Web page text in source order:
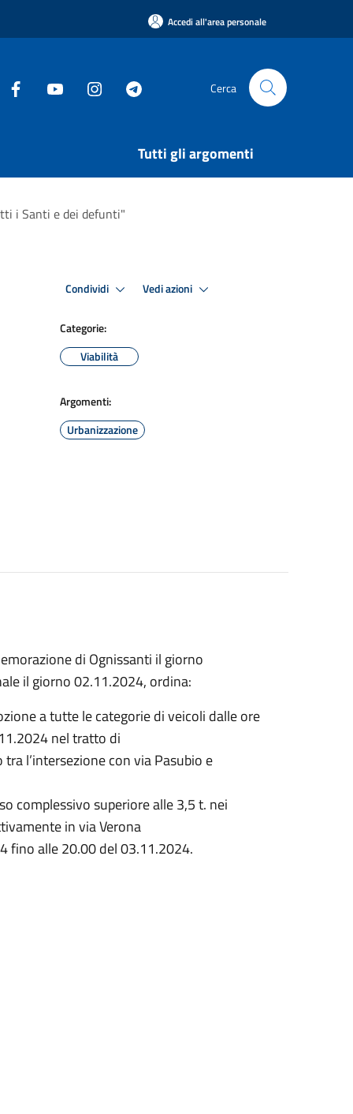
Accedi all'area personale
Cerca
Tutti gli argomenti
i Santi e dei defunti"
Condividi Vedi azioni
Categorie:
Viabilità
Argomenti:
Urbanizzazione
di Ognissanti il giorno
il giorno 02.11.2024, ordina:
a tutte le categorie di veicoli dalle ore
nel tratto di
l’intersezione con via Pasubio e
complessivo superiore alle 3,5 t. nei
in via Verona
fino alle 20.00 del 03.11.2024.